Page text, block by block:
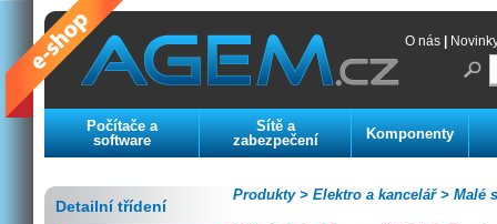
O nás
Počítače a
software
Sítě a
zabezpečení
Komponenty
Detailní třídení
Malé
Elektro a kancelář >
Produkty >